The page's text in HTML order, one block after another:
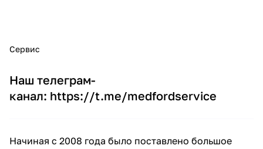
Сервис
Наш телеграм-
канал: https://t.me/medfordservice
Начиная с 2008 года было поставлено большое